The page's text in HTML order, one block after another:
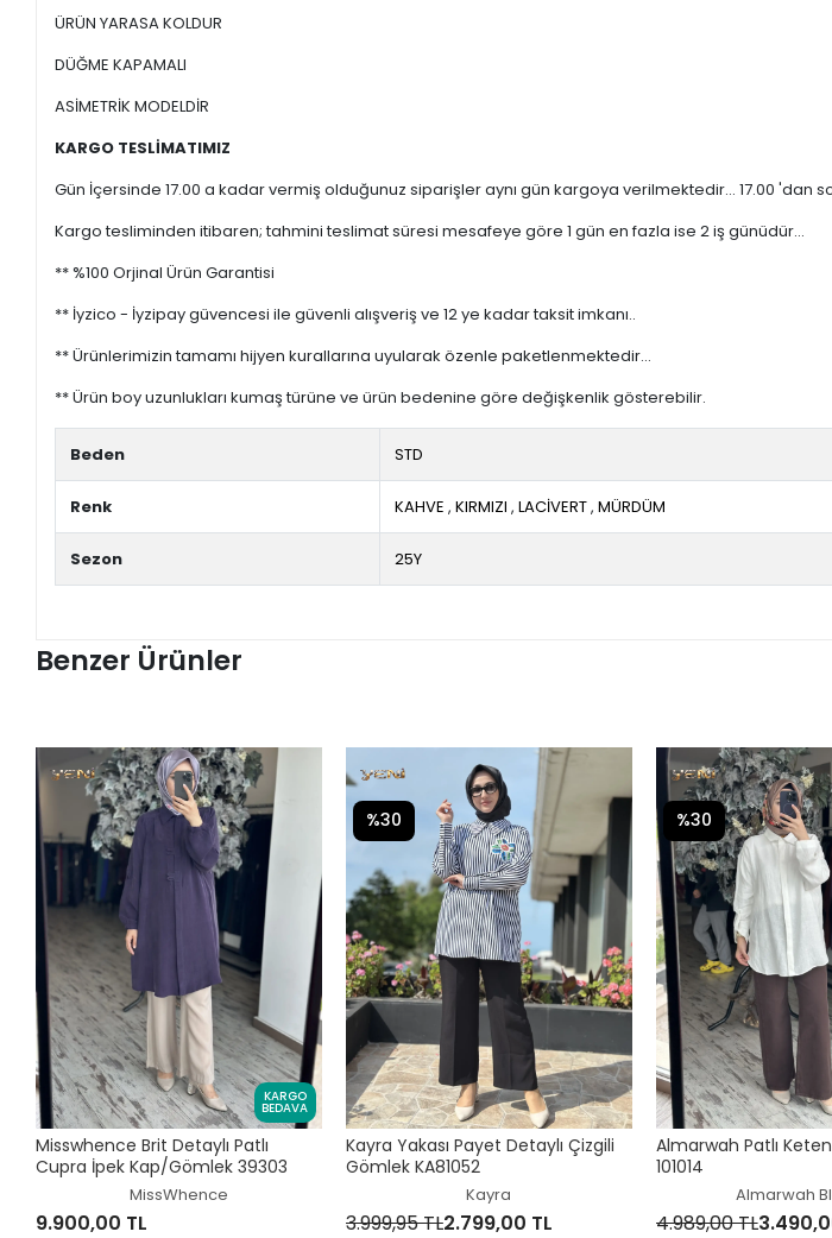
ÜRÜN YARASA KOLDUR
DÜĞME KAPAMALI
ASİMETRİK MODELDİR
KARGO TESLİMATIMIZ
Gün İçersinde 17.00 a kadar vermiş olduğunuz siparişler aynı gün kargoya verilmektedir... 17.00
Kargo tesliminden itibaren; tahmini teslimat süresi mesafeye göre 1 gün en fazla ise 2 iş günüdür...
** %100 Orjinal Ürün Garantisi
** İyzico - İyzipay güvencesi ile güvenli alışveriş ve 12 ye kadar taksit imkanı..
** Ürünlerimizin tamamı hijyen kurallarına uyularak özenle paketlenmektedir...
** Ürün boy uzunlukları kumaş türüne ve ürün bedenine göre değişkenlik gösterebilir.
Beden STD
Renk KAHVE ,KIRMIZI ,LACİVERT,MÜRDÜM
Sezon 25Y
Benzer Ürünler
KARGO
BEDAVA
Misswhence Brit Detaylı Patlı
Cupra İpek Kap/Gömlek 39303
MissWhence
9.900,00 TL
Kayra Yakası Payet Detaylı Çizgili
Gömlek KA81052
Kayra
3.999,95 TL2.799,00 TL
%30
Almarwah Patlı
101014
Almarwah
4.989,00 TL
%30